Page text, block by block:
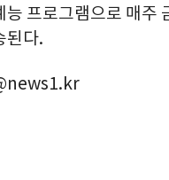
능 프로그램으로 매주
된다.